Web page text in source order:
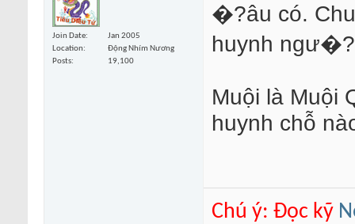
Join Date
Jan 2005
Location
Động Nhím Nương
Posts
19,100
�?âu có.
huynh
Muội là Muội
huynh chỗ
Chú ý: Đọc kỹ